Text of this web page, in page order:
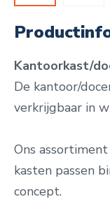
Kantoorkast/
De kantoor/
verkrijgbaar in
Ons
kasten passen
concept.